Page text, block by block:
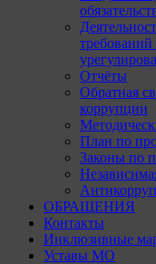
Отчёты
Обратная
коррупции
План по
Законы по
ОБРАЩЕНИЯ
Контакты
Инклюзивные
Уставы МО